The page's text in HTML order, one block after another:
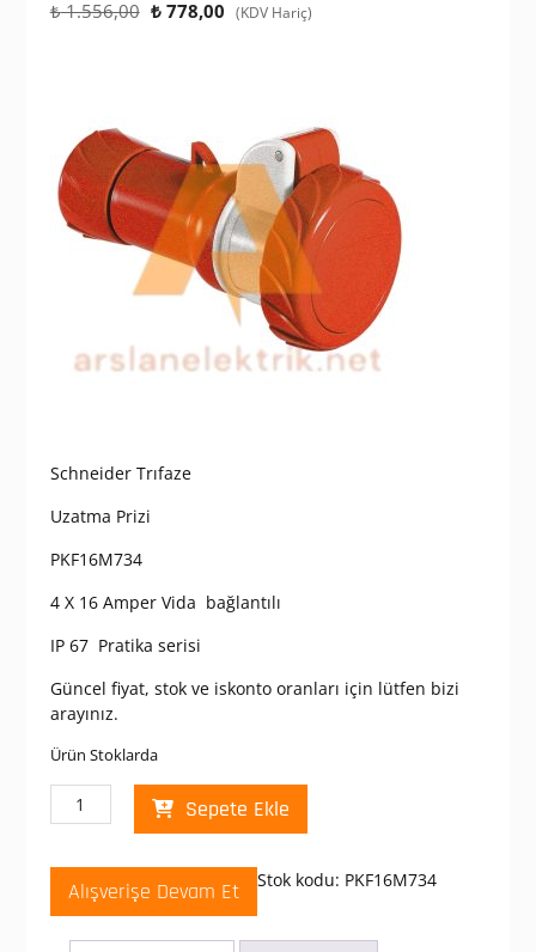
₺1.556,00 Orijinal
₺778,00 Şu
(KDV Hariç)
Schneider Trıfaze
Uzatma Prizi
PKF16M734
4 X 16 Amper Vida bağlantılı
IP 67 Pratika serisi
Güncel fiyat, stok ve iskonto oranları için lütfen bizi
arayınız.
Ürün Stoklarda
Schneider
PKF16M734
380-
415
V
AC
Sepete Ekle
Alışverişe Devam Et Stok kodu: PKF16M734